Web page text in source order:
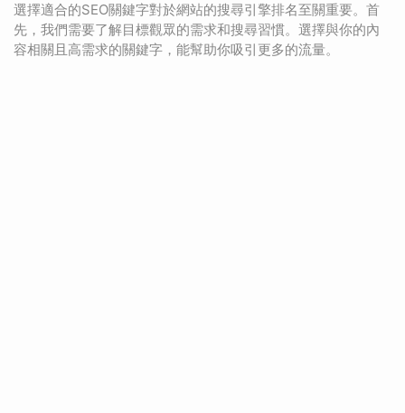
選擇適合的SEO關鍵字對於網站的搜尋引擎排名至關重要。首
先，我們需要了解目標觀眾的需求和搜尋習慣。選擇與你的內
容相關且高需求的關鍵字，能幫助你吸引更多的流量。